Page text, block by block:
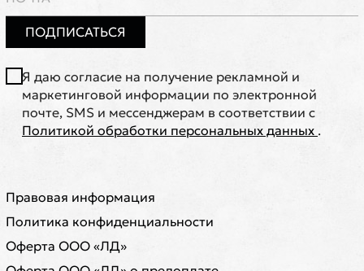
ПОДПИСАТЬСЯ
Я даю согласие на получение рекламной и
маркетинговой информации по электронной
почте, SMS и мессенджерам в соответствии с
Политикой обработки персональных данных .
Правовая информация
Политика конфиденциальности
Оферта ООО «ЛД»